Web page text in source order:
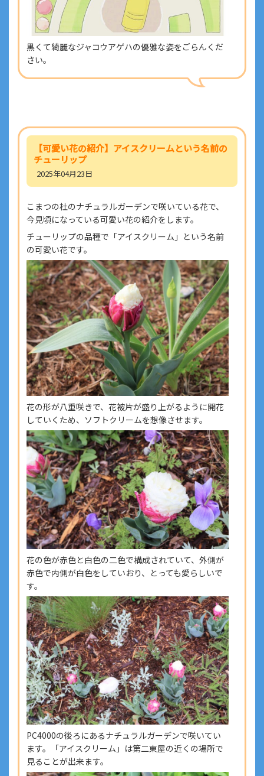
黒くて綺麗なジャコウアゲハの優雅な姿をごらんくだ
さい。
【可愛い花の紹介】アイスクリームという名前の
チューリップ
2025年04月23日
こまつの杜のナチュラルガーデンで咲いている花で、
今見頃になっている可愛い花の紹介をします。
チューリップの品種で「アイスクリーム」という名前
の可愛い花です。
花の形が八重咲きで、花被片が盛り上がるように開花
していくため、ソフトクリームを想像させます。
花の色が赤色と白色の二色で構成されていて、外側が
赤色で内側が白色をしていおり、とっても愛らしいで
す。
PC4000の後ろにあるナチュラルガーデンで咲いてい
ます。「アイスクリーム」は第二東屋の近くの場所で
見ることが出来ます。